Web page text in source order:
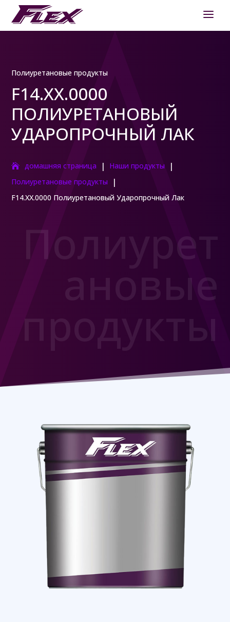
Полиуретановые продукты
F14.XX.0000
ПОЛИУРЕТАНОВЫЙ
УДАРОПРОЧНЫЙ ЛАК
домашняя страница | Наши продукты |
Полиуретановые продукты |
F14.XX.0000 Полиуретановый Ударопрочный Лак
Полиурет
ановые
продукты